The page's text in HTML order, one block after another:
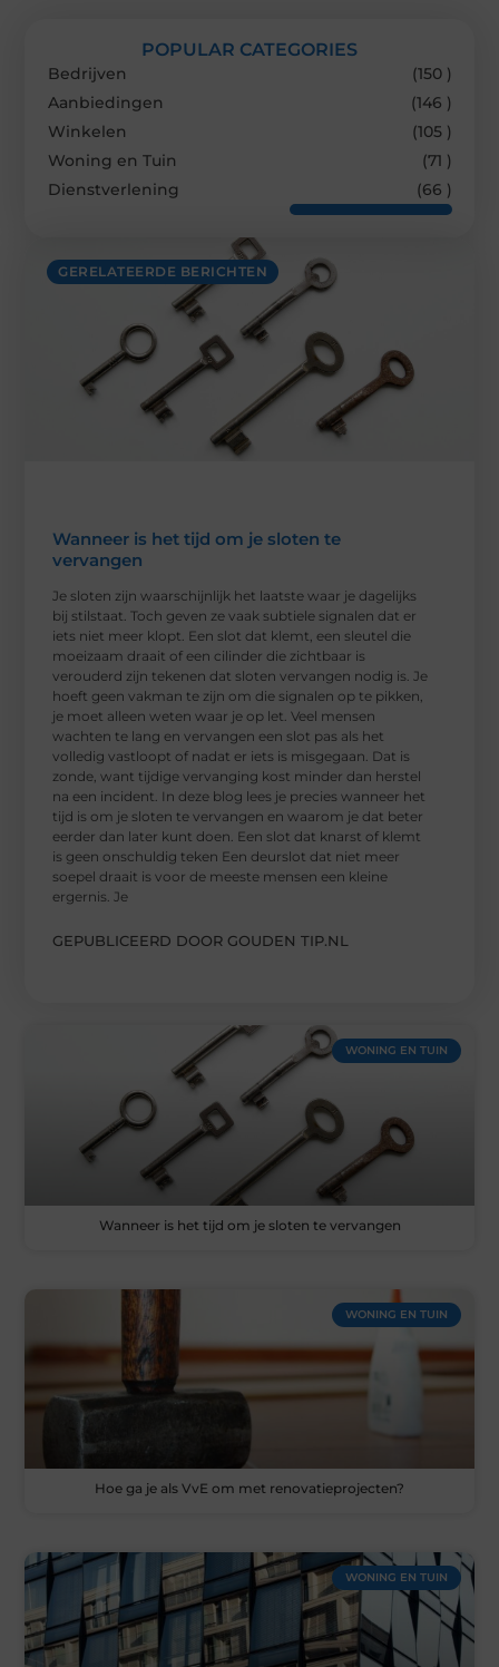
GERELATEERDE BERICHTEN
Wanneer is het tijd om je sloten te
vervangen
Je sloten zijn waarschijnlijk het laatste waar je dagelijks
bij stilstaat. Toch geven ze vaak subtiele signalen dat er
iets niet meer klopt. Een slot dat klemt, een sleutel die
moeizaam draait of een cilinder die zichtbaar is
verouderd zijn tekenen dat sloten vervangen nodig is. Je
hoeft geen vakman te zijn om die signalen op te pikken,
je moet alleen weten waar je op let. Veel mensen
wachten te lang en vervangen een slot pas als het
volledig vastloopt of nadat er iets is misgegaan. Dat is
zonde, want tijdige vervanging kost minder dan herstel
na een incident. In deze blog lees je precies wanneer het
tijd is om je sloten te vervangen en waarom je dat beter
eerder dan later kunt doen. Een slot dat knarst of klemt
is geen onschuldig teken Een deurslot dat niet meer
soepel draait is voor de meeste mensen een kleine
ergernis. Je
GEPUBLICEERD DOOR GOUDEN TIP.NL
POPULAR CATEGORIES
Bedrijven
(150 )
Aanbiedingen
(146 )
Winkelen
(105 )
Woning en Tuin
(71 )
Dienstverlening
(66 )
WONING EN TUIN
Wanneer is het tijd om je sloten te vervangen
WONING EN TUIN
Hoe ga je als VvE om met renovatieprojecten?
WONING EN TUIN